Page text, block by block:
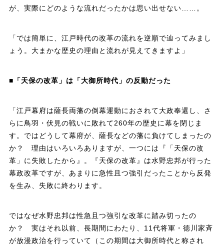
が、実際にどのような流れだったかは思い出せない……。
「では簡単に、江戸時代の改革の流れを逆順で辿ってみまし
ょう。大まかな歴史の理由と流れが見えてきますよ」
■「天保の改革」は「大御所時代」の反動だった
「江戸幕府は薩長両藩の倒幕運動におされて大政奉還し、さ
らに鳥羽・伏見の戦いに敗れて260年の歴史に幕を閉じま
す。ではどうして幕府が、薩長などの藩に負けてしまったの
か？ 理由はいろいろありますが、一つには『「天保の改
革」に失敗したから』。『天保の改革』は水野忠邦が行った
幕政改革ですが、あまりに急性且つ強引だったことから反発
を生み、失敗に終わります。
ではなぜ水野忠邦は性急且つ強引な改革に踏み切ったの
か？ 実はそれ以前、長期間にわたり、11代将軍・徳川家斉
が放漫政治を行っていて（この期間は大御所時代と称され